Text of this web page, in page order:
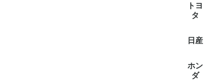
トヨ
タ
全て見
bB(2)
C-HR(2)
IST(イ
RAV4(2)
アクア
アルフ
アルフ
エスク
エステ
カロー
カロー
カロー
カロー
カロー
シエン
スペイ
タウン
タンク
ノア/ヴ
ハイエ
パッソ
ハリア
ピクシ
ピクシ
ピクシ
ピクシ
プリウ
プロボ
ポルテ
ライズ
ラクテ
ラウム
ルーミ
ヤリス
ヤリス
日産
全て見
AD/AD
(3)
エクス
オーラ
オッテ
キャラ
クリッ
デイズ
デイズ
ノート
セレナ
ラティ
ルーク
ホン
ダ